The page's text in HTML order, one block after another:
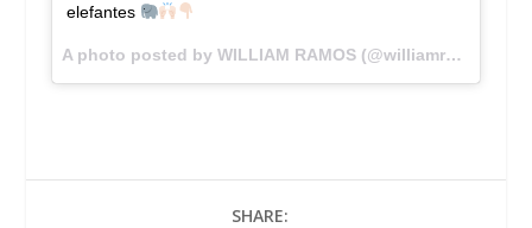
elefantes
A photo posted by WILLIAM RAMOS (@williamramostv) on
SHARE: